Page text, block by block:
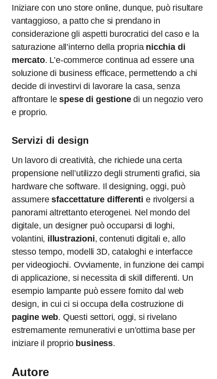
Iniziare con uno store online, dunque, può risultare
vantaggioso, a patto che si prendano in
considerazione gli aspetti burocratici del caso e la
saturazione all’interno della propria nicchia di
mercato. L’e-commerce continua ad essere una
soluzione di business efficace, permettendo a chi
decide di investirvi di lavorare la casa, senza
affrontare lespese di gestionedi un negozio vero
e proprio.
Servizi di design
Un lavoro di creatività, che richiede una certa
propensione nell’utilizzo degli strumenti grafici, sia
hardware che software. Il designing, oggi, può
assumeresfaccettature differenti e rivolgersi a
panorami altrettanto eterogenei. Nel mondo del
digitale, un designer può occuparsi di loghi,
volantini, illustrazioni, contenuti digitali e, allo
stesso tempo, modelli 3D, cataloghi e interfacce
per videogiochi. Ovviamente, in funzione dei campi
di applicazione, si necessita di skill differenti. Un
esempio lampante può essere fornito dal web
design, in cui ci si occupa della costruzione di
pagine web. Questi settori, oggi, si rivelano
estremamente remunerativi e un’ottima base per
iniziare il proprio business.
Autore